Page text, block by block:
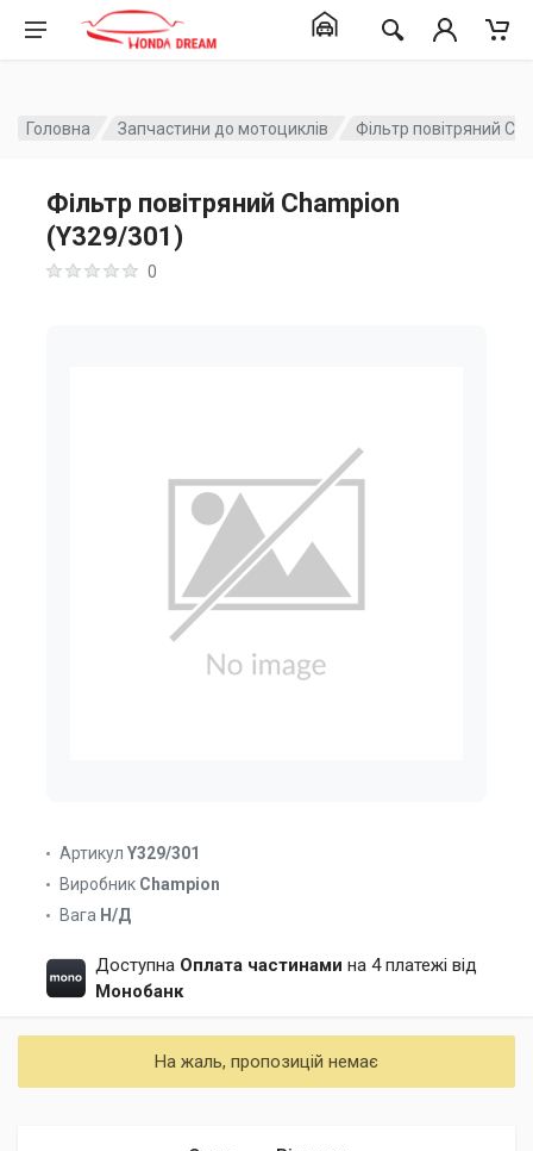
Головна Запчастини до мотоциклів Фільтр повітряний
Фільтр повітряний Champion
(Y329/301)
0
Артикул Y329/301
Виробник Champion
Вага Н/Д
Доступна Оплата частинами на 4 платежі від
Монобанк
На жаль, пропозицій немає